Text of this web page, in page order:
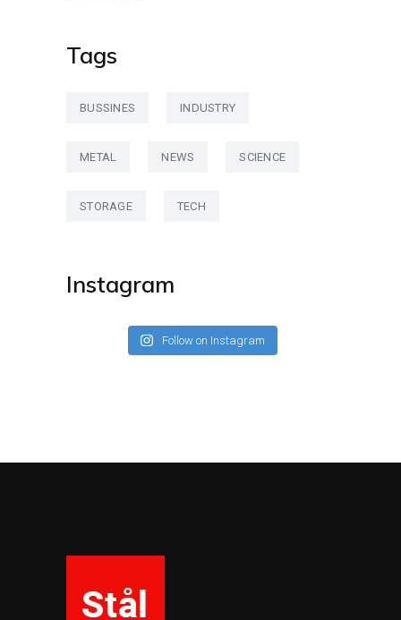
Tags
BUSSINES INDUSTRY
METAL NEWS SCIENCE
STORAGE TECH
Instagram
Follow on Instagram